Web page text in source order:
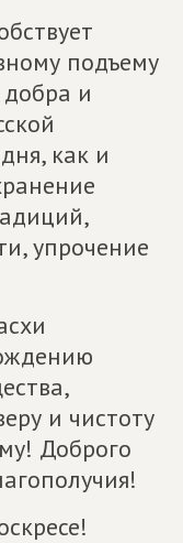
подъему
и
как и
упрочение
и чистоту
Доброго